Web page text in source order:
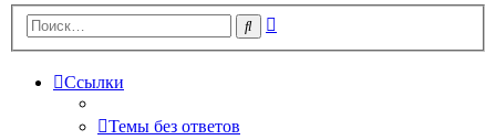
Поиск
Ссылки
Темы без ответов